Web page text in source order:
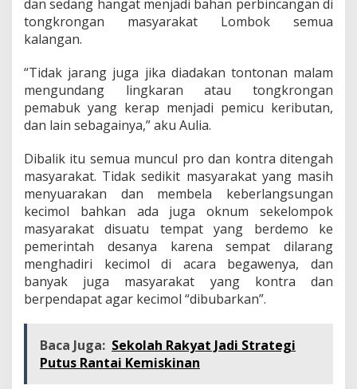
dan sedang hangat menjadi bahan perbincangan di
tongkrongan masyarakat Lombok semua
kalangan.
“Tidak jarang juga jika diadakan tontonan malam
mengundang lingkaran atau tongkrongan
pemabuk yang kerap menjadi pemicu keributan,
dan lain sebagainya,” aku Aulia.
Dibalik itu semua muncul pro dan kontra ditengah
masyarakat. Tidak sedikit masyarakat yang masih
menyuarakan dan membela keberlangsungan
kecimol bahkan ada juga oknum sekelompok
masyarakat disuatu tempat yang berdemo ke
pemerintah desanya karena sempat dilarang
menghadiri kecimol di acara begawenya, dan
banyak juga masyarakat yang kontra dan
berpendapat agar kecimol “dibubarkan”.
Baca Juga: Sekolah Rakyat Jadi Strategi
Putus Rantai Kemiskinan